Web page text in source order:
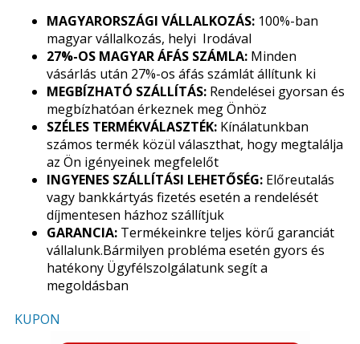
MAGYARORSZÁGI VÁLLALKOZÁS: 100%-ban
magyar vállalkozás, helyi Irodával
27%-OS MAGYAR ÁFÁS SZÁMLA: Minden
vásárlás után 27%-os áfás számlát állítunk ki
MEGBÍZHATÓ SZÁLLÍTÁS: Rendelései gyorsan és
megbízhatóan érkeznek meg Önhöz
SZÉLES TERMÉKVÁLASZTÉK: Kínálatunkban
számos termék közül választhat, hogy megtalálja
az Ön igényeinek megfelelőt
INGYENES SZÁLLÍTÁSI LEHETŐSÉG: Előreutalás
vagy bankkártyás fizetés esetén a rendelését
díjmentesen házhoz szállítjuk
GARANCIA: Termékeinkre teljes körű garanciát
vállalunk.Bármilyen probléma esetén gyors és
hatékony Ügyfélszolgálatunk segít a
megoldásban
KUPON